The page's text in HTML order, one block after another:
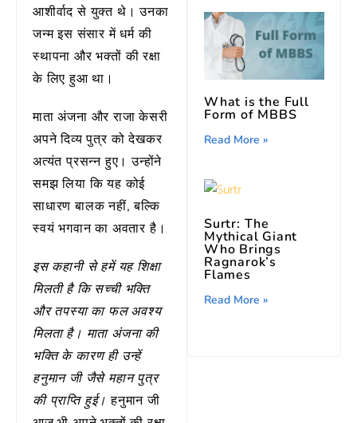
आशीर्वाद से युक्त थे। उनका
जन्म इस संसार में धर्म की
स्थापना और भक्तों की रक्षा
के लिए हुआ था।
माता अंजना और राजा केसरी
अपने दिव्य पुत्र को देखकर
अत्यंत प्रसन्न हुए। उन्होंने
समझ लिया कि यह कोई
साधारण बालक नहीं, बल्कि
स्वयं भगवान का अवतार है।
इस कहानी से हमें यह शिक्षा
मिलती है कि सच्ची भक्ति
और तपस्या का फल अवश्य
मिलता है। माता अंजना की
भक्ति के कारण ही उन्हें
हनुमान जी जैसे महान पुत्र
की प्राप्ति हुई। हनुमान जी
What is the Full
Form of MBBS
Read More »
Surtr: The
Mythical Giant
Who Brings
Ragnarok’s
Flames
Read More »